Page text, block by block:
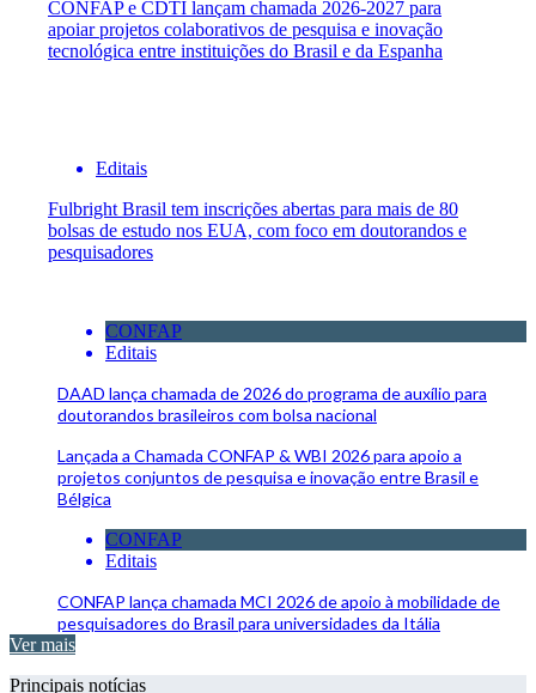
CONFAP e CDTI lançam chamada 2026-2027 para
apoiar projetos colaborativos de pesquisa e inovação
tecnológica entre instituições do Brasil e da Espanha
Editais
Fulbright Brasil tem inscrições abertas para mais de 80
bolsas de estudo nos EUA, com foco em doutorandos e
pesquisadores
CONFAP
Editais
DAAD lança chamada de 2026 do programa de auxílio para
doutorandos brasileiros com bolsa nacional
Lançada a Chamada CONFAP & WBI 2026 para apoio a
projetos conjuntos de pesquisa e inovação entre Brasil e
Bélgica
CONFAP
Editais
CONFAP lança chamada MCI 2026 de apoio à mobilidade de
pesquisadores do Brasil para universidades da Itália
Ver mais
Principais notícias